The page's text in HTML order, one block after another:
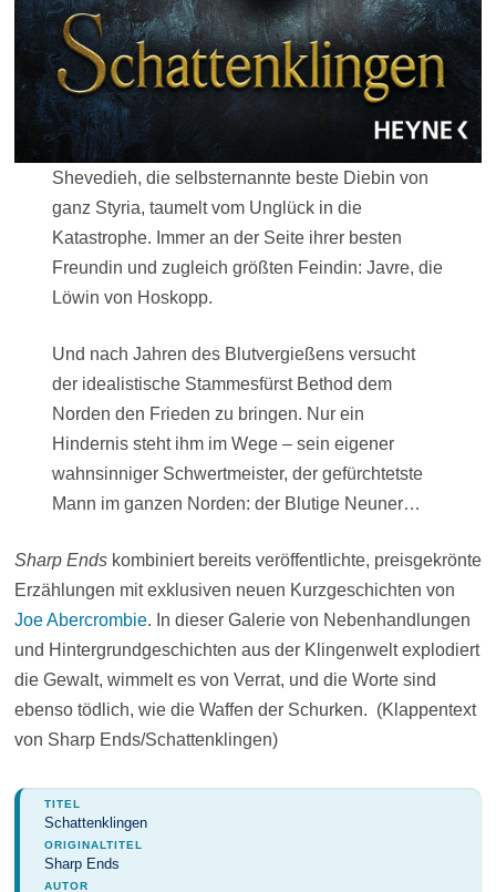
Shevedieh, die selbsternannte beste Diebin von
ganz Styria, taumelt vom Unglück in die
Katastrophe. Immer an der Seite ihrer besten
Freundin und zugleich größten Feindin: Javre, die
Löwin von Hoskopp.
Und nach Jahren des Blutvergießens versucht
der idealistische Stammesfürst Bethod dem
Norden den Frieden zu bringen. Nur ein
Hindernis steht ihm im Wege – sein eigener
wahnsinniger Schwertmeister, der gefürchtetste
Mann im ganzen Norden: der Blutige Neuner…
Sharp Endskombiniert bereits veröffentlichte, preisgekrönte
Erzählungen mit exklusiven neuen Kurzgeschichten von
Joe Abercrombie. In dieser Galerie von Nebenhandlungen
und Hintergrundgeschichten aus der Klingenwelt explodiert
die Gewalt, wimmelt es von Verrat, und die Worte sind
ebenso tödlich, wie die Waffen der Schurken. (Klappentext
von Sharp Ends/Schattenklingen)
TITEL
Schattenklingen
ORIGINALTITEL
Sharp Ends
AUTOR